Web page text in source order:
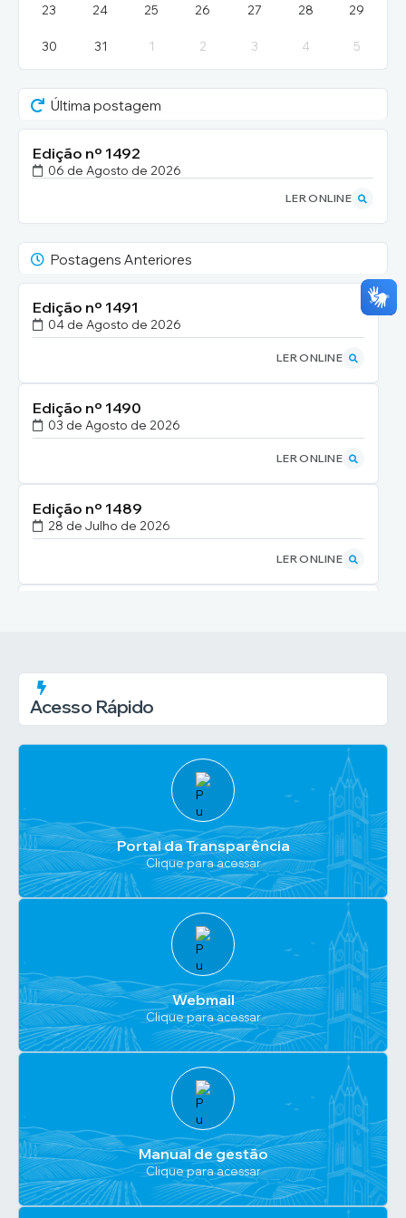
23 24 25 26 27 28 29
30 31 1 2 3 4 5
Última postagem
Edição nº 1492
06 de Agosto de 2026
LER ONLINE
Postagens Anteriores
Edição nº 1491
04 de Agosto de 2026
LER ONLINE
Edição nº 1490
03 de Agosto de 2026
LER ONLINE
Edição nº 1489
28 de Julho de 2026
LER ONLINE
Edição nº1487
24 de Julho de 2026
Acesso Rápido
Portal da Transparência
Clique para acessar
Webmail
Clique para acessar
Manual de gestão
Clique para acessar